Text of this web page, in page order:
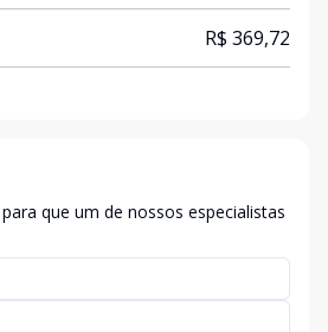
R$ 369,72
que um de nossos especialistas